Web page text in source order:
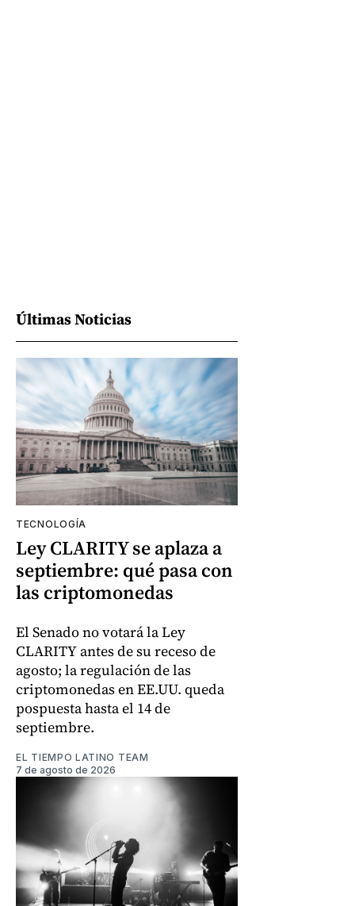
Últimas Noticias
TECNOLOGÍA
Ley CLARITY se aplaza a
septiembre: qué pasa con
las criptomonedas
El Senado no votará la Ley
CLARITY antes de su receso de
agosto; la regulación de las
criptomonedas en EE.UU. queda
pospuesta hasta el 14 de
septiembre.
EL TIEMPO LATINO TEAM
7 de agosto de 2026